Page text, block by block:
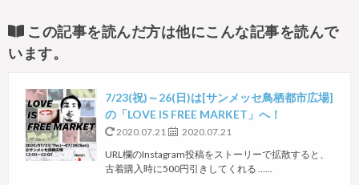
この記事を読んだ方は他にこんな記事を読んで
います。
7/23(祝)～26(日)は[サンメッセ鳥栖都市広場]
の「LOVE IS FREE MARKET」へ！
2020.07.21
2020.07.21
URL欄のInstagram投稿をストーリーで拡散すると、
古着購入時に500円引きしてくれる ……